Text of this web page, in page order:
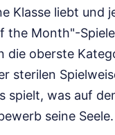
Klasse liebt und
Month"-
die oberste
sterilen
spielt, was auf
seine Seele.